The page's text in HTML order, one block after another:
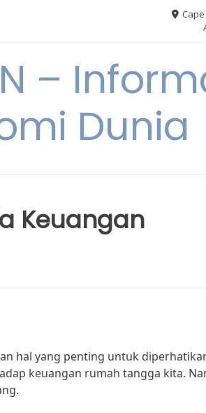
–
Dunia
Keuangan
hal yang penting untuk
keuangan rumah tangga kita.